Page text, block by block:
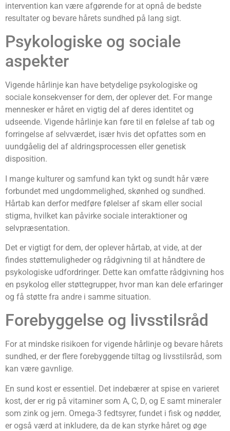
intervention kan være afgørende for at opnå de bedste
resultater og bevare hårets sundhed på lang sigt.
Psykologiske og sociale
aspekter
Vigende hårlinje kan have betydelige psykologiske og
sociale konsekvenser for dem, der oplever det. For mange
mennesker er håret en vigtig del af deres identitet og
udseende. Vigende hårlinje kan føre til en følelse af tab og
forringelse af selvværdet, især hvis det opfattes som en
uundgåelig del af aldringsprocessen eller genetisk
disposition.
I mange kulturer og samfund kan tykt og sundt hår være
forbundet med ungdommelighed, skønhed og sundhed.
Hårtab kan derfor medføre følelser af skam eller social
stigma, hvilket kan påvirke sociale interaktioner og
selvpræsentation.
Det er vigtigt for dem, der oplever hårtab, at vide, at der
findes støttemuligheder og rådgivning til at håndtere de
psykologiske udfordringer. Dette kan omfatte rådgivning hos
en psykolog eller støttegrupper, hvor man kan dele erfaringer
og få støtte fra andre i samme situation.
Forebyggelse og livsstilsråd
For at mindske risikoen for vigende hårlinje og bevare hårets
sundhed, er der flere forebyggende tiltag og livsstilsråd, som
kan være gavnlige.
En sund kost er essentiel. Det indebærer at spise en varieret
kost, der er rig på vitaminer som A, C, D, og E samt mineraler
som zink og jern. Omega-3 fedtsyrer, fundet i fisk og nødder,
er også værd at inkludere, da de kan styrke håret og øge